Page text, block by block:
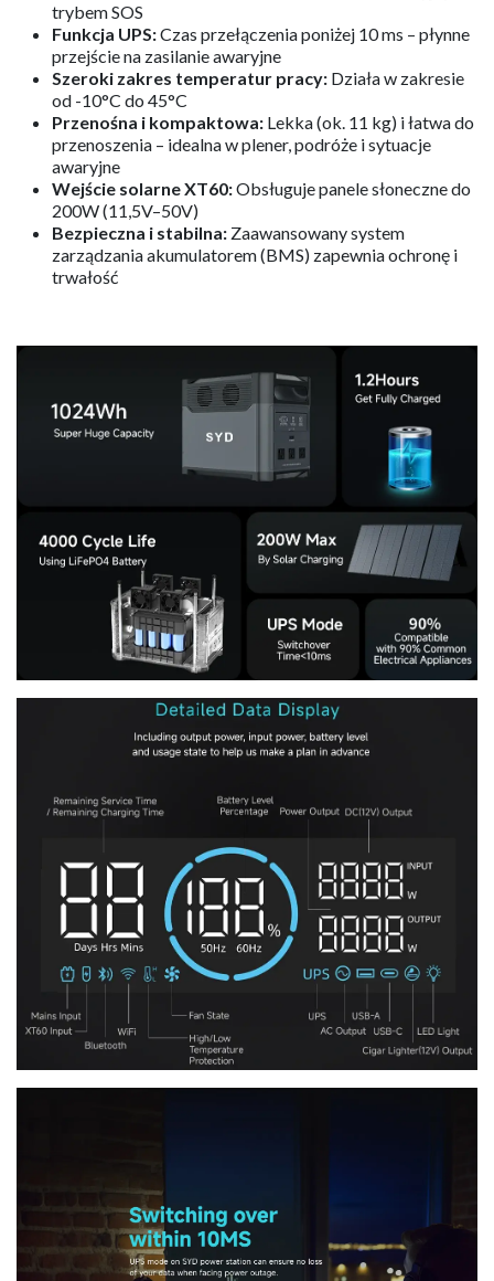
trybem SOS
Funkcja UPS:Czas przełączenia poniżej 10 ms – płynne
przejście na zasilanie awaryjne
Szeroki zakres temperatur pracy: Działa w zakresie
od -10°C do 45°C
Przenośna i kompaktowa: Lekka (ok. 11 kg) i łatwa do
przenoszenia – idealna w plener, podróże i sytuacje
awaryjne
Wejście solarne XT60:Obsługuje panele słoneczne do
200W (11,5V–50V)
Bezpieczna i stabilna: Zaawansowany system
zarządzania akumulatorem (BMS) zapewnia ochronę i
trwałość